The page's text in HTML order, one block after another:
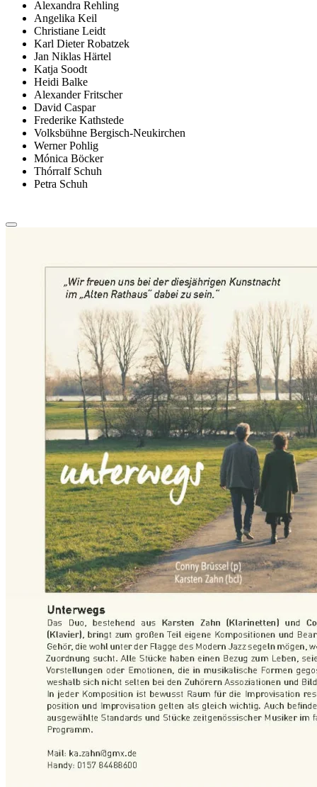
Alexandra Rehling
Angelika Keil
Christiane Leidt
Karl Dieter Robatzek
Jan Niklas Härtel
Katja Soodt
Heidi Balke
Alexander Fritscher
David Caspar
Frederike Kathstede
Volksbühne Bergisch-Neukirchen
Werner Pohlig
Mónica Böcker
Thórralf Schuh
Petra Schuh